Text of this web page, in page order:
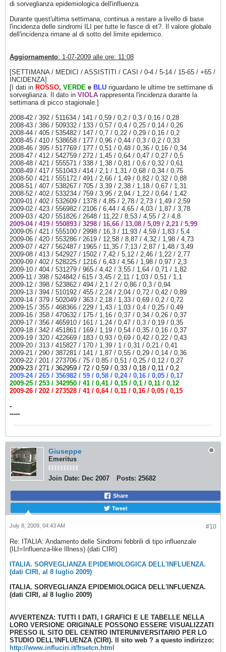
di sorveglianza epidemiologica dell'influenza.
Durante quest'ultima settimana, continua a restare a livello di base
l'incidenza delle sindromi ILI per tutte le fasce di et?. Il valore globale
dell'incidenza rimane al di sotto del limite epidemico.
Aggiornamento: 1-07-2009 alle ore: 11:08
[SETTIMANA / MEDICI / ASSISTITI / CASI / 0-4 / 5-14 / 15-65 / +65 /
INCIDENZA]
[I dati in ROSSO, VERDE e BLU riguardano le ultime tre settimane di
sorveglianza. Il dato in VIOLA rappresenta l'incidenza durante la
settimana di picco stagionale.]
2008-42 / 392 / 511634 / 141 / 0,59 / 0,2 / 0,3 / 0,16 / 0,28
2008-43 / 386 / 509332 / 133 / 0,57 / 0,4 / 0,25 / 0,14 / 0,26
2008-44 / 405 / 535482 / 147 / 0,7 / 0,22 / 0,29 / 0,16 / 0,2
2008-45 / 410 / 538658 / 177 / 0,96 / 0,44 / 0,3 / 0,2 / 0,33
2008-46 / 395 / 517769 / 177 / 0,51 / 0,48 / 0,36 / 0,16 / 0,34
2008-47 / 412 / 542759 / 272 / 1,45 / 0,64 / 0,47 / 0,27 / 0,5
2008-48 / 421 / 555571 / 338 / 1,38 / 0,81 / 0,6 / 0,32 / 0,61
2008-49 / 417 / 551043 / 414 / 2,1 / 1,31 / 0,68 / 0,34 / 0,75
2008-50 / 421 / 555172 / 491 / 2,66 / 1,49 / 0,82 / 0,32 / 0,88
2008-51 / 407 / 538267 / 705 / 3,39 / 2,38 / 1,18 / 0,67 / 1,31
2008-52 / 402 / 533234 / 759 / 3,95 / 2,94 / 1,22 / 0,64 / 1,42
2009-01 / 402 / 532609 / 1378 / 4,85 / 2,78 / 2,73 / 1,49 / 2,59
2009-02 / 423 / 556982 / 2106 / 6,44 / 4,65 / 4,03 / 1,87 / 3,78
2009-03 / 420 / 551826 / 2648 / 11,22 / 8,53 / 4,55 / 2 / 4,8
2009-04 / 419 / 550893 / 3298 / 16,66 / 13,08 / 5,09 / 2,21 / 5,99
2009-05 / 421 / 555100 / 2998 / 16,3 / 11,93 / 4,59 / 1,83 / 5,4
2009-06 / 420 / 553286 / 2619 / 12,58 / 8,87 / 4,32 / 1,98 / 4,73
2009-07 / 427 / 562487 / 1965 / 11,35 / 7,13 / 2,87 / 1,48 / 3,49
2009-08 / 413 / 542927 / 1502 / 7,42 / 5,12 / 2,46 / 1,22 / 2,77
2009-09 / 402 / 528225 / 1216 / 6,43 / 4,56 / 1,98 / 0,97 / 2,3
2009-10 / 404 / 531279 / 965 / 4,42 / 3,55 / 1,64 / 0,71 / 1,82
2009-11 / 398 / 524842 / 615 / 3,45 / 2,11 / 1,03 / 0,51 / 1,1
2009-12 / 398 / 523862 / 494 / 2,1 / 2 / 0,86 / 0,3 / 0,94
2009-13 / 394 / 510192 / 455 / 2,24 / 2,04 / 0,72 / 0,42 / 0,89
2009-14 / 379 / 502049 / 363 / 2,18 / 1,33 / 0,69 / 0,2 / 0,72
2009-15 / 355 / 468366 / 229 / 1,43 / 1,03 / 0,4 / 0,25 / 0,49
2009-16 / 358 / 470632 / 175 / 1,16 / 0,37 / 0,34 / 0,26 / 0,37
2009-17 / 356 / 465910 / 161 / 1,24 / 0,47 / 0,3 / 0,19 / 0,35
2009-18 / 342 / 451861 / 169 / 1,19 / 0,54 / 0,35 / 0,16 / 0,37
2009-19 / 320 / 422669 / 183 / 0,93 / 0,69 / 0,42 / 0,22 / 0,43
2009-20 / 313 / 415827 / 170 / 1,39 / 1 / 0,31 / 0,21 / 0,41
2009-21 / 290 / 387281 / 141 / 1,87 / 0,55 / 0,29 / 0,14 / 0,36
2009-22 / 201 / 273706 / 75 / 0,85 / 0,51 / 0,25 / 0,12 / 0,27
2009-23 / 271 / 362959 / 72 / 0,59 / 0,33 / 0,18 / 0,11 / 0,2
2009-24 / 265 / 356982 / 59 / 0,58 / 0,24 / 0,16 / 0,05 / 0,17
2009-25 / 253 / 342950 / 41 / 0,41 / 0,15 / 0,1 / 0,11 / 0,12
2009-26 / 202 / 273528 / 41 / 0,64 / 0,11 / 0,16 / 0,05 / 0,15
-
-----
Giuseppe
Emeritus
Join Date: Dec 2007 Posts: 25682
Share
Tweet
#10
July 8, 2009, 04:43 AM
Re: ITALIA: Andamento delle Sindromi febbrili di tipo influenzale
(ILI=Influenza-like Illness) (dati CIRI)
ITALIA. SORVEGLIANZA EPIDEMIOLOGICA DELL'INFLUENZA.
(dati CIRI, al 8 luglio 2009)
ITALIA. SORVEGLIANZA EPIDEMIOLOGICA DELL'INFLUENZA.
(dati CIRI, al 8 luglio 2009)
AVVERTENZA: TUTTI I DATI, I GRAFICI E LE TABELLE NELLA
LORO VERSIONE ORIGINALE POSSONO ESSERE VISUALIZZATI
PRESSO IL SITO DEL CENTRO INTERUNIVERSITARIO PER LO
STUDIO DELL'INFLUENZA (CIRI). Il sito web ? a questo indirizzo:
http://www.influciri.it/frsetcn.html